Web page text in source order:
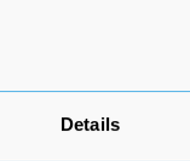
Details
keuzes maakt,
betrokkenen."
herinneringen